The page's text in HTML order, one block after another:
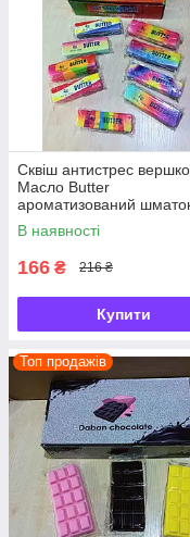
Сквіш антистрес
Масло Butter
ароматизований
масла
В наявності
166 ₴ 216 ₴
Купити
Топ продажів